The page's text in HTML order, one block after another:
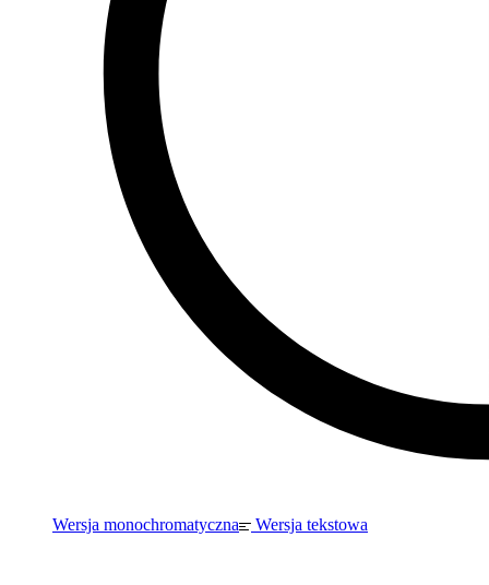
Wersja monochromatyczna Wersja tekstowa